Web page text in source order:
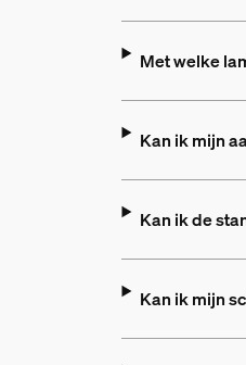
Met welke
Kan ik mijn
Kan ik de
Kan ik mijn